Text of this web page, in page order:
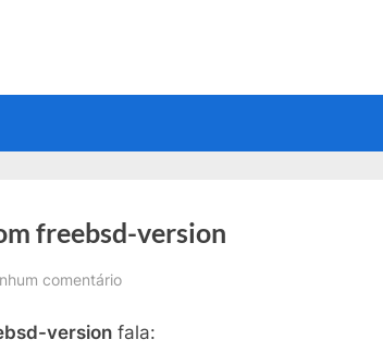
freebsd-version
comentárioem
Vendo
version fala: